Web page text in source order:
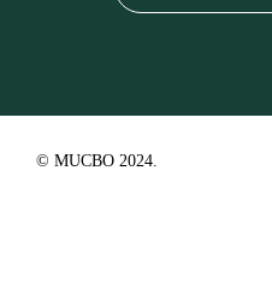
© MUCBO 2024.